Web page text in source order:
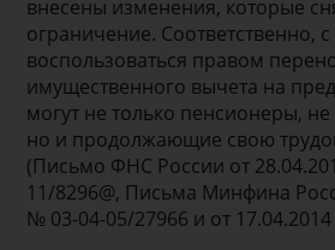
внесены изменения, которые
ограничение. Соответственно, с
воспользоваться правом
имущественного вычета на
могут не только пенсионеры,
но и продолжающие свою
(Письмо ФНС России от
11/8296@, Письма Минфина
№ 03-04-05/27966 и от